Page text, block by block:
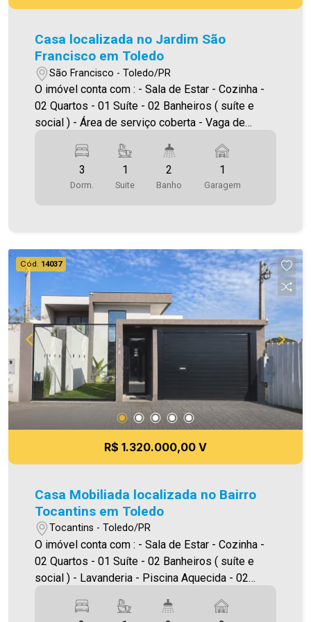
Casa localizada no Jardim São
Francisco em Toledo
São Francisco - Toledo/PR
O imóvel conta com : - Sala de Estar - Cozinha -
02 Quartos - 01 Suíte - 02 Banheiros ( suíte e
social ) - Área de serviço coberta - Vaga de
63,59m² Área terreno:137,00m² A Imobiliária
Ativa possui hoje uma das maiores carteiras de
imóveis administrados da cidade, atuando com
informações aqui prestadas são verdadeiras,
todavia, reservamo-nos o direito de corrigir
qualquer erro de digitação e/ou ortografia, bem
como alteração dos preços e imagens. Fotos
meramente ilustrativas.
3
Dorm.
1
Suite
2
Banho
1
Garagem
Cód. 14037
R$ 1.320.000,00 V
Casa Mobiliada localizada no Bairro
Tocantins em Toledo
Tocantins - Toledo/PR
O imóvel conta com : - Sala de Estar - Cozinha -
02 Quartos - 01 Suíte - 02 Banheiros ( suíte e
social ) - Lavanderia - Piscina Aquecida - 02
, pé direito duplo , iluminação em led . - Móveis